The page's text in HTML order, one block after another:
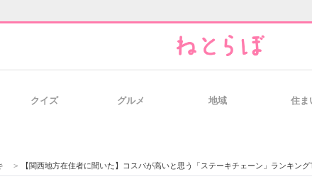
クイズ グルメ 地域 住ま
> 【関西地方在住者に聞いた】コスパが高いと思う「ステーキチェーン」ランキングTOP26！ 第1位は「ビッグボーイ」【2025年最